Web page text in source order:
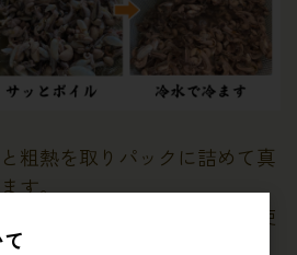
粗熱を取りパックに詰めて真
す。
、パックのまま解凍してお使